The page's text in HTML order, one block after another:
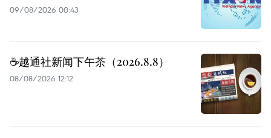
09/08/2026 00:43
☕️越通社新闻下午茶（2026.8.8）
08/08/2026 12:12